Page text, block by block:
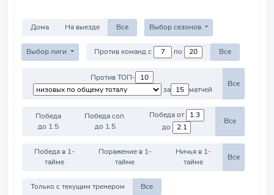
Дома На выезде Все Выбор сезонов
Выбор лиги Против команд с по Все
Против ТОП-
за
матчей
Все
Победа
до 1.5
Победа соп.
до 1.5
Победа от
до
Все
Победа в 1-
тайме
Поражение в 1-
тайме
Ничья в 1-
тайме
Все
Только с текущим тренером Все